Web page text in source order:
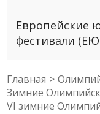
Европейские
фестивали
Главная >
Зимние
VI зимние